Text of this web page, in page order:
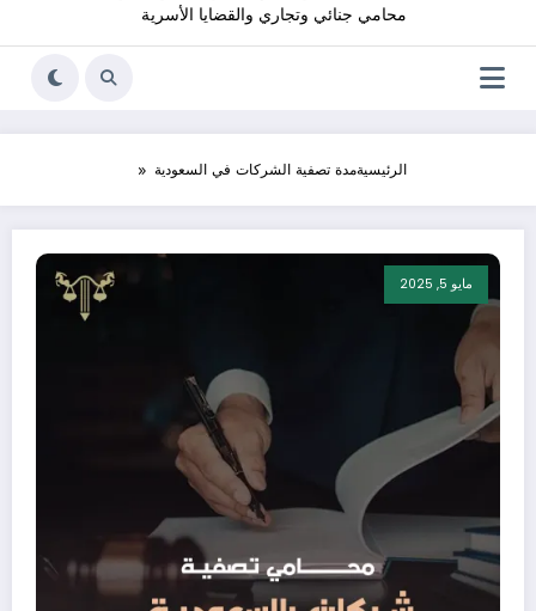
محامي جنائي وتجاري والقضايا الأسرية
الرئيسيةمدة تصفية الشركات في السعودية
مايو 5, 2025